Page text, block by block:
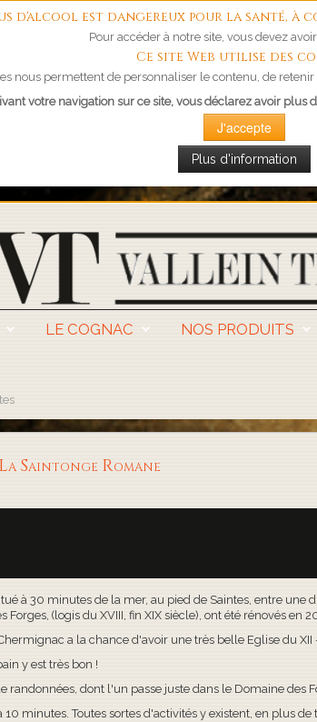
d'alcool est dangereux pour la santé, à
Pour accéder à notre site, vous devez
Ce site Web utilise des
nous permettent de personnaliser le contenu, de
votre navigation sur ce site, vous déclarez avoir plus
J'accepte
Plus d'information
LE COGNAC NOS PRODUITS
Saintonge Romane
à 30 minutes de la mer, au pied de Saintes, entre une
Forges, (logis du XVIII, fin XIX siècle), ont été rénovés en
a la chance d'avoir une très belle Eglise du XII
y est très bon !
randonnées, dont l'un passe juste dans le Domaine des
minutes. Toutes sortes d'activités y existent, en plus de